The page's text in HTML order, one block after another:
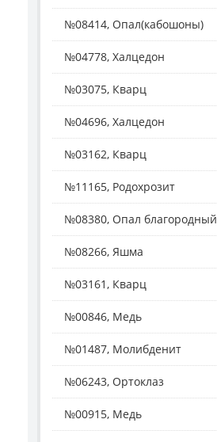
№08414, Опал(кабошоны)
№04778, Халцедон
№03075, Кварц
№04696, Халцедон
№03162, Кварц
№11165, Родохрозит
№08380, Опал благородный
№08266, Яшма
№03161, Кварц
№00846, Медь
№01487, Молибденит
№06243, Ортоклаз
№00915, Медь